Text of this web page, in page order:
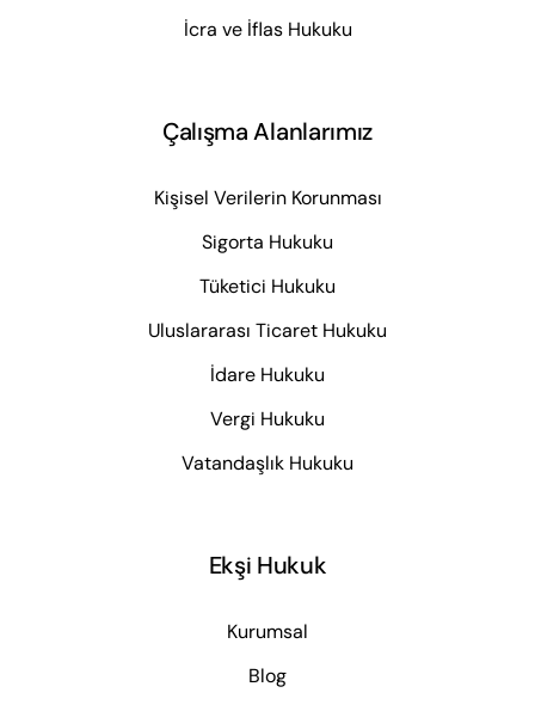
İcra ve İflas Hukuku
Çalışma Alanlarımız
Kişisel Verilerin Korunması
Sigorta Hukuku
Tüketici Hukuku
Uluslararası Ticaret Hukuku
İdare Hukuku
Vergi Hukuku
Vatandaşlık Hukuku
Ekşi Hukuk
Kurumsal
Blog